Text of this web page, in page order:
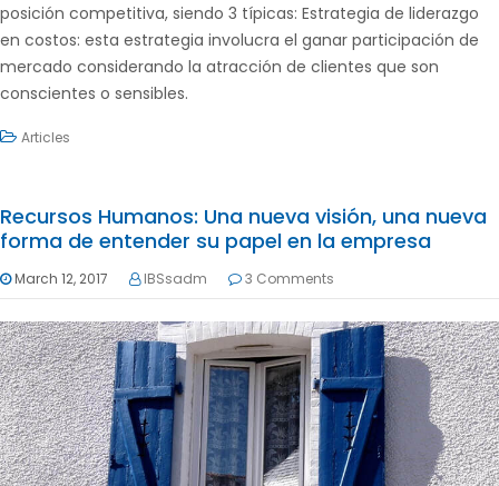
posición competitiva, siendo 3 típicas: Estrategia de liderazgo
en costos: esta estrategia involucra el ganar participación de
mercado considerando la atracción de clientes que son
conscientes o sensibles.
Articles
Recursos Humanos: Una nueva visión, una nueva
forma de entender su papel en la empresa
March 12, 2017 IBSsadm 3 Comments